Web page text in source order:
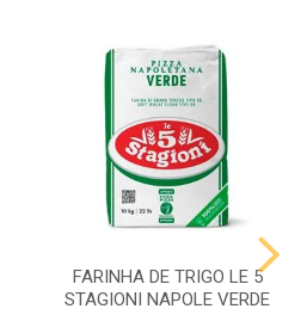
FARINHA DE TRIGO LE 5
STAGIONI NAPOLE VERDE